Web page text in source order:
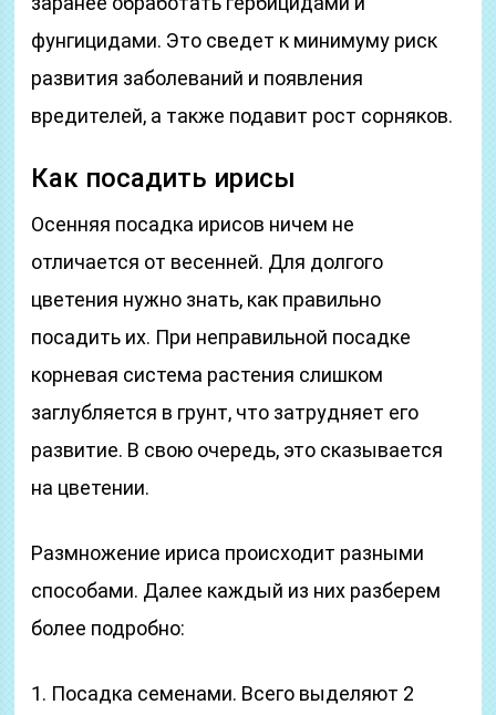
фунгицидами. Это сведет к минимуму риск
развития заболеваний и появления
вредителей, а также подавит рост сорняков.
Как посадить ирисы
Осенняя посадка ирисов ничем не
отличается от весенней. Для долгого
цветения нужно знать, как правильно
посадить их. При неправильной посадке
корневая система растения слишком
заглубляется в грунт, что затрудняет его
развитие. В свою очередь, это сказывается
на цветении.
Размножение ириса происходит разными
способами. Далее каждый из них разберем
более подробно:
1. Посадка семенами. Всего выделяют 2